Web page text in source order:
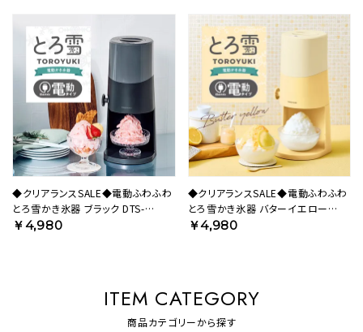
【AVT】
◆クリアランスSALE◆電動ふわふわ
とろ雪かき氷器 ブラック DTS-
B5BK【HO】
￥4,980
◆クリアランスSALE◆電動ふわふわ
とろ雪かき氷器 バターイエロー
DTS-B5MYL【HO】
￥4,980
ITEM CATEGORY
商品カテゴリーから探す